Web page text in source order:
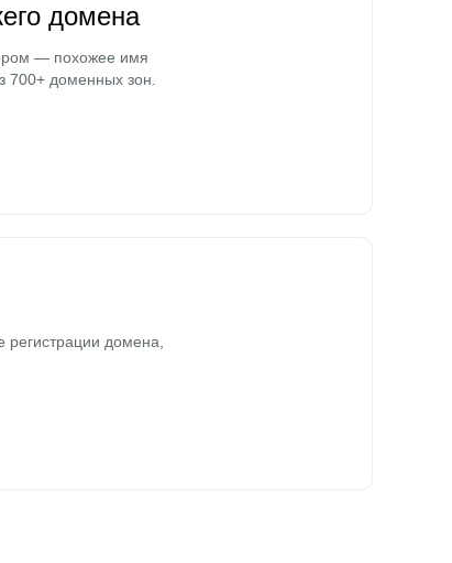
домена
— похожее имя
700+ доменных зон.
домена,